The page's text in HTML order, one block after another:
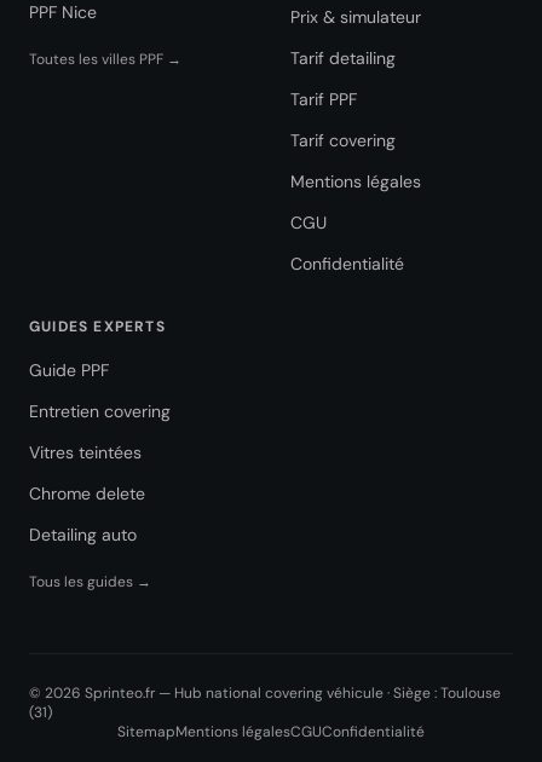
PPF Nice
Toutes les villes PPF →
Prix & simulateur
Tarif detailing
Tarif PPF
Tarif covering
Mentions légales
CGU
Confidentialité
GUIDES EXPERTS
Guide PPF
Entretien covering
Vitres teintées
Chrome delete
Detailing auto
Tous les guides →
© 2026 Sprinteo.fr — Hub national covering véhicule · Siège : Toulouse
(31)
SitemapMentions légalesCGUConfidentialité